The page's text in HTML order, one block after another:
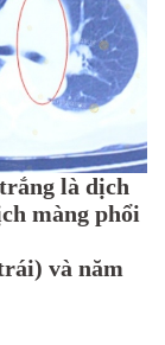
là dịch
màng phổi
và năm